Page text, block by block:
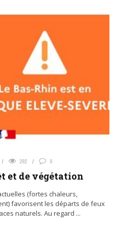
292 0
et de végétation
(fortes chaleurs,
favorisent les départs de feux
naturels. Au regard ...